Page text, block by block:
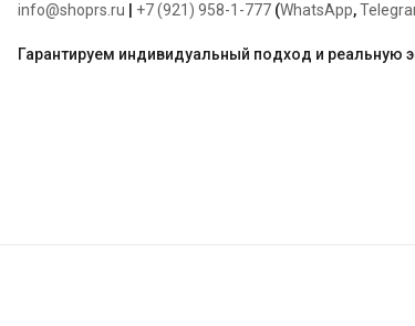
info@shoprs.ru +7 (921) 958-1-777 (WhatsApp,
Гарантируем индивидуальный подход и реальную